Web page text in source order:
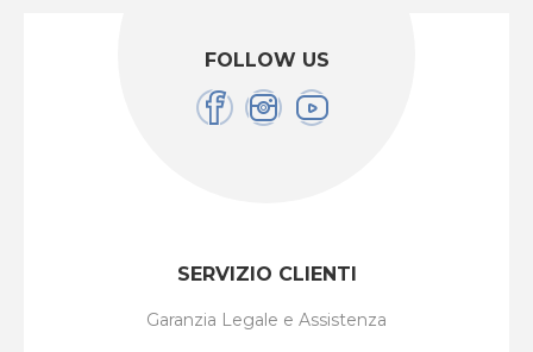
FOLLOW US
SERVIZIO CLIENTI
Garanzia Legale e Assistenza